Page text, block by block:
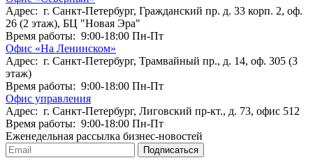
Адрес: г. Санкт-Петербург, Гражданский пр. д. 33 корп. 2, оф.
26 (2 этаж), БЦ "Новая Эра"
Время работы: 9:00-18:00 Пн-Пт
Офис «На Ленинском»
Адрес: г. Санкт-Петербург, Трамвайный пр., д. 14, оф. 305 (3
этаж)
Время работы: 9:00-18:00 Пн-Пт
Офис управления
Адрес: г. Санкт-Петербург, Лиговский пр-кт., д. 73, офис 512
Время работы: 9:00-18:00 Пн-Пт
Еженедельная рассылка бизнес-новостей
Подписаться